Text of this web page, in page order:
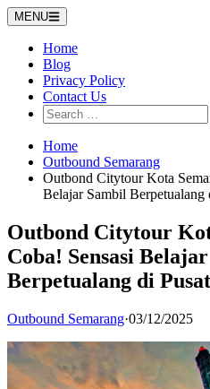
Skip
to
content
MENU
Home
Blog
Privacy Policy
Contact Us
Search
for:
Home
Outbound Semarang
Outbond Citytour Kota
Belajar Sambil Berpetualang
Outbond Citytour
Coba! Sensasi
Berpetualang di
Outbound Semarang·03/12/2025